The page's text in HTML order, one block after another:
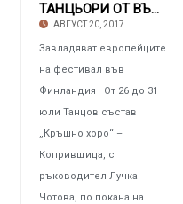
ТАНЦЬОРИ ОТ ВЪЗРОЖДЕНСКИЯ ГРАД
АВГУСТ 20, 2017
Завладяват европейците
на фестивал във
Финландия От 26 до 31
юли Танцов състав
„Кръшно хоро“ –
Копривщица, с
ръководител Лучка
Чотова, по покана на